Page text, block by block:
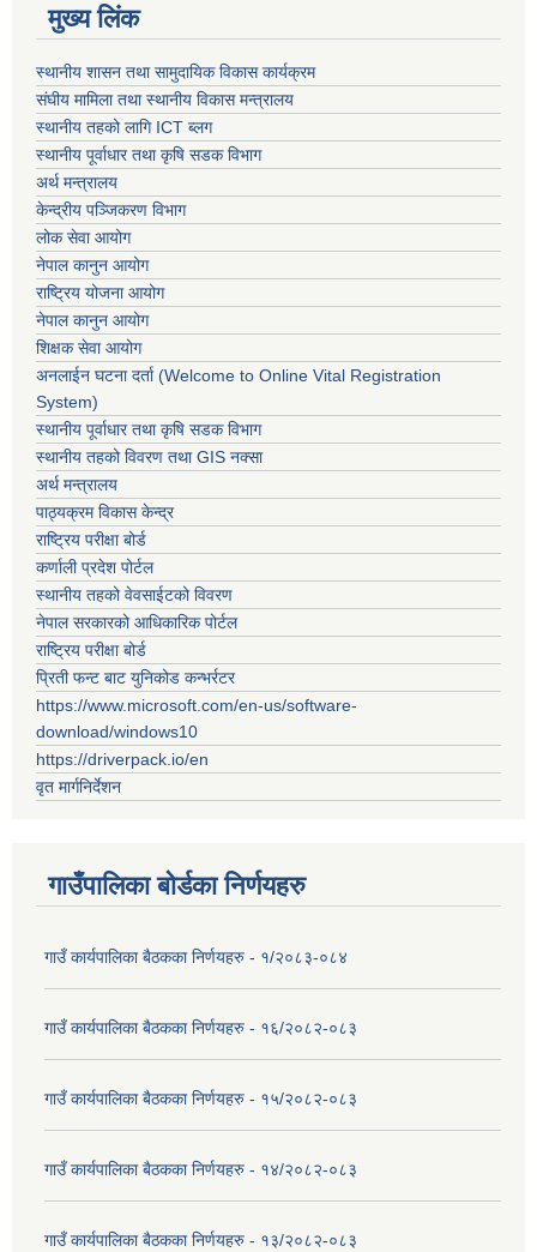
मुख्य लिंक
स्थानीय शासन तथा सामुदायिक विकास कार्यक्रम
संघीय मामिला तथा स्थानीय विकास मन्त्रालय
स्थानीय तहको लागि ICT ब्लग
स्थानीय पूर्वाधार तथा कृषि सडक विभाग
अर्थ मन्त्रालय
केन्द्रीय पञ्जिकरण विभाग
लोक सेवा आयोग
नेपाल कानुन आयोग
राष्ट्रिय योजना आयोग
नेपाल कानुन आयोग
शिक्षक सेवा आयोग
अनलाईन घटना दर्ता (Welcome to Online Vital Registration
System)
स्थानीय पूर्वाधार तथा कृषि सडक विभाग
स्थानीय तहको विवरण तथा GIS नक्सा
अर्थ मन्त्रालय
पाठ्यक्रम विकास केन्द्र
राष्ट्रिय परीक्षा बोर्ड
कर्णाली प्रदेश पोर्टल
स्थानीय तहको वेवसाईटको विवरण
नेपाल सरकारको आधिकारिक पोर्टल
राष्ट्रिय परीक्षा बोर्ड
प्रिती फन्ट बाट युनिकोड कन्भर्रटर
https://www.microsoft.com/en-us/software-
download/windows10
https://driverpack.io/en
वृत मार्गनिर्देशन
गाउँपालिका बोर्डका निर्णयहरु
गाउँ कार्यपालिका बैठकका निर्णयहरु - १/२०८३-०८४
गाउँ कार्यपालिका बैठकका निर्णयहरु - १६/२०८२-०८३
गाउँ कार्यपालिका बैठकका निर्णयहरु - १५/२०८२-०८३
गाउँ कार्यपालिका बैठकका निर्णयहरु - १४/२०८२-०८३
गाउँ कार्यपालिका बैठकका निर्णयहरु - १३/२०८२-०८३